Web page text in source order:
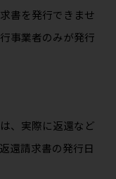
書を発行できませ
事業者のみが発行
、実際に返還など
還請求書の発行日